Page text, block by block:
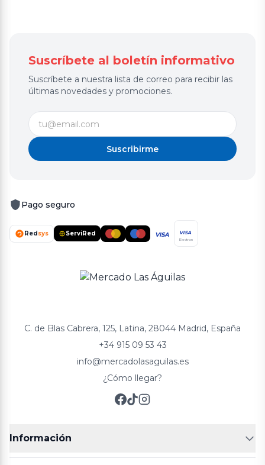
Suscríbete al boletín informativo
Suscríbete a nuestra lista de correo para recibir las
últimas novedades y promociones.
Suscribirme
Pago seguro
Redsys ServiRed VISA VISA
Electron
C. de Blas Cabrera, 125, Latina, 28044 Madrid, España
+34 915 09 53 43
info@mercadolasaguilas.es
¿Cómo llegar?
Información
FRUTERÍAS